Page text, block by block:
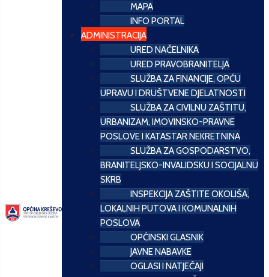
MAPA
INFO PORTAL
ADMINISTRACIJA
URED NAČELNIKA
URED PRAVOBRANITELJA
SLUŽBA ZA FINANCIJE, OPĆU
UPRAVU I DRUŠTVENE DJELATNOSTI
SLUŽBA ZA CIVILNU ZAŠTITU,
URBANIZAM, IMOVINSKO-PRAVNE
POSLOVE I KATASTAR NEKRETNINA
SLUŽBA ZA GOSPODARSTVO,
BRANITELJSKO-INVALIDSKU I SOCIJALNU
SKRB
INSPEKCIJA ZAŠTITE OKOLIŠA,
LOKALNIH PUTOVA I KOMUNALNIH
POSLOVA
OPĆINSKI GLASNIK
JAVNE NABAVKE
OGLASI I NATJEČAJI